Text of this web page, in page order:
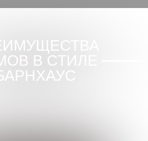
В СТИЛЕ